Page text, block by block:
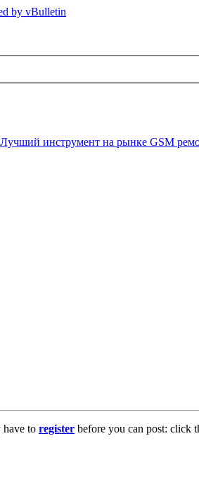
to register before you can post: click